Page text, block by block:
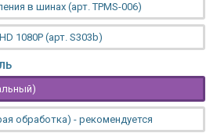
в шинах (арт. TPMS-006)
1080P (арт. S303b)
обработка) - рекомендуется